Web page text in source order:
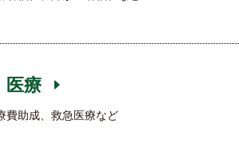
医療
費助成、救急医療など